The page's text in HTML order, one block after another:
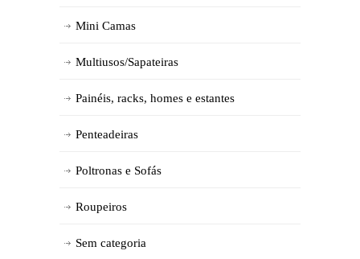
Mini Camas
Multiusos/Sapateiras
Painéis, racks, homes e estantes
Penteadeiras
Poltronas e Sofás
Roupeiros
Sem categoria